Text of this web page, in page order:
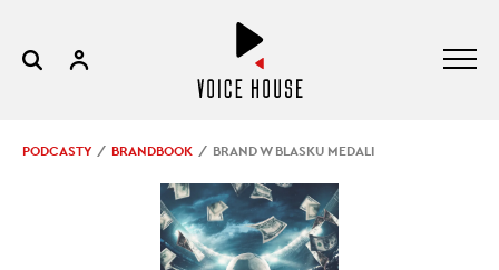
PODCASTY BRANDBOOK BRAND W BLASKU MEDALI